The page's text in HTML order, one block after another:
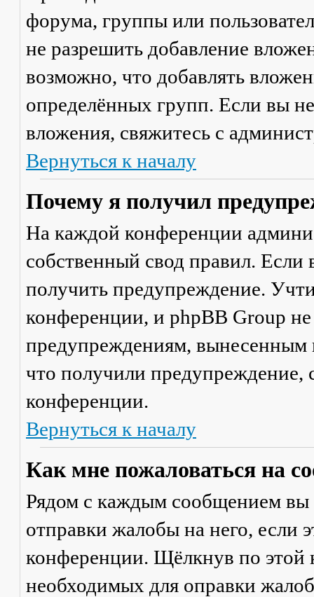
форума, группы или
не разрешить добавление
возможно, что добавлять
определённых групп. Если вы
вложения, свяжитесь с
Вернуться к началу
Почему я получил
На каждой конференции
собственный свод правил.
получить предупреждение.
конференции, и phpBB Group
предупреждениям, вынесенным
что получили предупреждение,
конференции.
Вернуться к началу
Как мне пожаловаться на
Рядом с каждым сообщением вы
отправки жалобы на него, если
конференции. Щёлкнув по этой
необходимых для оправки